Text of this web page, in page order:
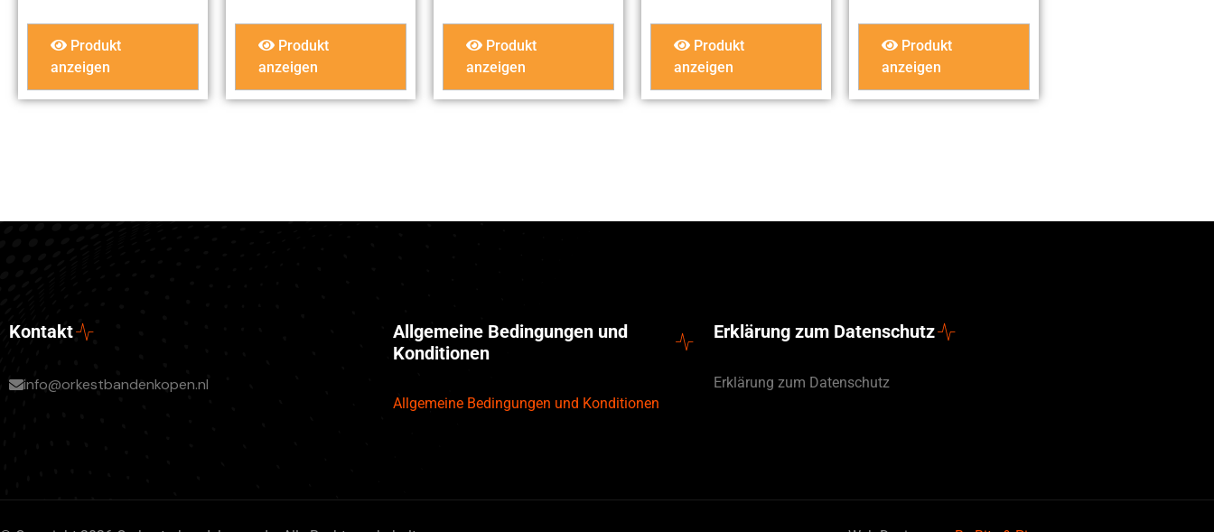
Produkt
anzeigen
Produkt
anzeigen
Produkt
anzeigen
Produkt
anzeigen
Produkt
anzeigen
Kontakt
info@orkestbandenkopen.nl
Allgemeine Bedingungen und
Konditionen
Allgemeine Bedingungen und Konditionen
Erklärung zum Datenschutz
Erklärung zum Datenschutz